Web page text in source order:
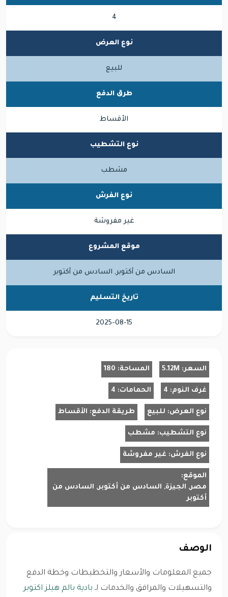
4
نوع العرض
للبيع
طرق الدفع
الأقساط
نوع التشطيب
مشطب
نوع الفرش
غير مفروشة
موقع المشروع
السادس من أكتوبر, السادس من أكتوبر
تاريخ التسليم
2025-08-15
السعر: 5.12M المساحة: 180
غرف النوم: 4 الحمامات: 4
نوع العرض: للبيع طريقة الدفع: الأقساط
نوع التشطيب: مشطب
نوع الفرش: غير مفروشة
الموقع:
مصر, الجيزة, السادس من أكتوبر, السادس من
أكتوبر
الوصف
جميع المعلومات والأسعار والتخطيطات وخطة الدفع
والتسهيلات والمرافق والخدمات لـ بادية بالم هيلز اكتوبر